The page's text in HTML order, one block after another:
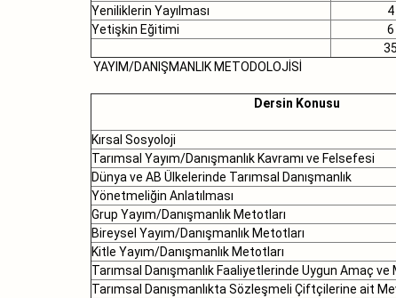
Yeniliklerin Yayılması
4
Yetişkin Eğitimi
6
35
YAYIM/DANIŞMANLIK METODOLOJİSİ
Dersin Konusu
Kırsal Sosyoloji
Tarımsal Yayım/Danışmanlık Kavramı ve Felsefesi
Dünya ve AB Ülkelerinde Tarımsal Danışmanlık
Yönetmeliğin Anlatılması
Grup Yayım/Danışmanlık Metotları
Bireysel Yayım/Danışmanlık Metotları
Kitle Yayım/Danışmanlık Metotları
Tarımsal Danışmanlık Faaliyetlerinde Uygun Amaç
Tarımsal Danışmanlıkta Sözleşmeli Çiftçilerine ait